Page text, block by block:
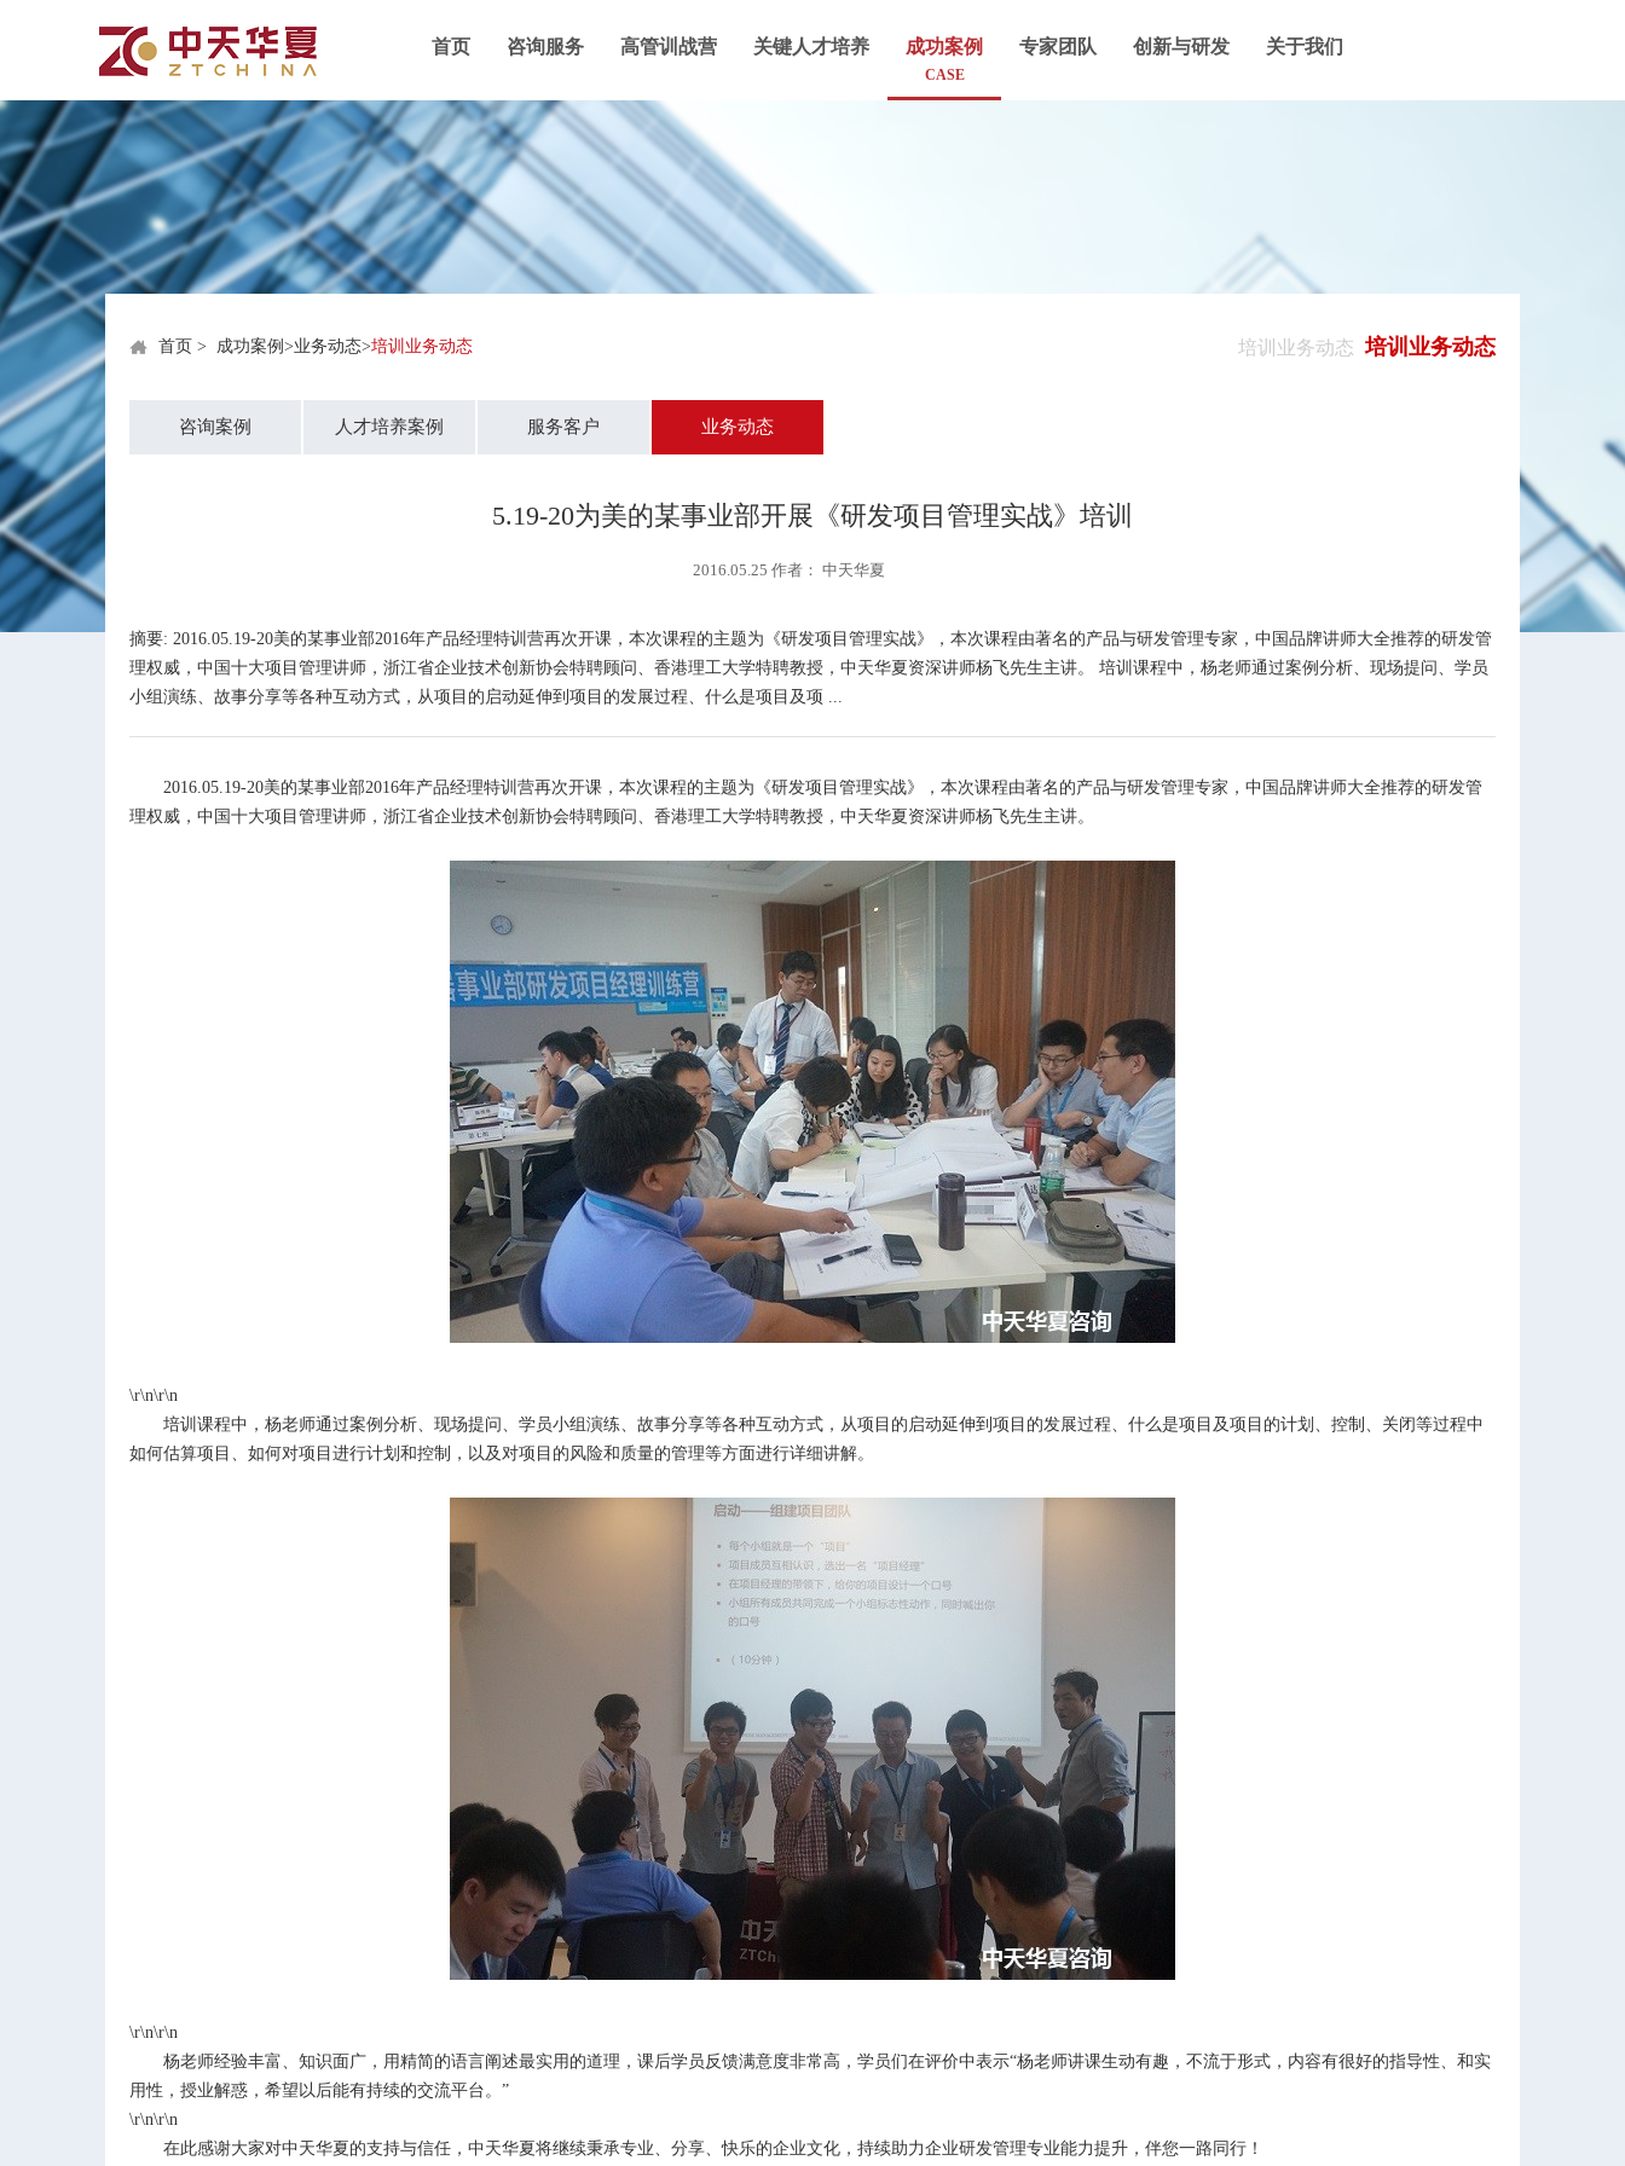
首页 咨询服务 高管训战营 关键人才培养 成功案例
CASE
专家团队 创新与研发 关于我们
首页 > 成功案例 >业务动态>培训业务动态 培训业务动态 培训业务动态
咨询案例 人才培养案例 服务客户 业务动态
5.19-20为美的某事业部开展《研发项目管理实战》培训
2016.05.25 作者： 中天华夏
摘要: 2016.05.19-20美的某事业部2016年产品经理特训营再次开课，本次课程的主题为《研发项目管理实战》，本次课程由著名的产品与研发管理专家，中国品牌讲师大全推荐的研发管
理权威，中国十大项目管理讲师，浙江省企业技术创新协会特聘顾问、香港理工大学特聘教授，中天华夏资深讲师杨飞先生主讲。 培训课程中，杨老师通过案例分析、现场提问、学员
小组演练、故事分享等各种互动方式，从项目的启动延伸到项目的发展过程、什么是项目及项 ...
2016.05.19-20美的某事业部2016年产品经理特训营再次开课，本次课程的主题为《研发项目管理实战》，本次课程由著名的产品与研发管理专家，中国品牌讲师大全推荐的研发管
理权威，中国十大项目管理讲师，浙江省企业技术创新协会特聘顾问、香港理工大学特聘教授，中天华夏资深讲师杨飞先生主讲。
\r\n\r\n
培训课程中，杨老师通过案例分析、现场提问、学员小组演练、故事分享等各种互动方式，从项目的启动延伸到项目的发展过程、什么是项目及项目的计划、控制、关闭等过程中
如何估算项目、如何对项目进行计划和控制，以及对项目的风险和质量的管理等方面进行详细讲解。
\r\n\r\n
杨老师经验丰富、知识面广，用精简的语言阐述最实用的道理，课后学员反馈满意度非常高，学员们在评价中表示“杨老师讲课生动有趣，不流于形式，内容有很好的指导性、和实
用性，授业解惑，希望以后能有持续的交流平台。 ”
\r\n\r\n
在此感谢大家对中天华夏的支持与信任，中天华夏将继续秉承专业、分享、快乐的企业文化，持续助力企业研发管理专业能力提升，伴您一路同行！